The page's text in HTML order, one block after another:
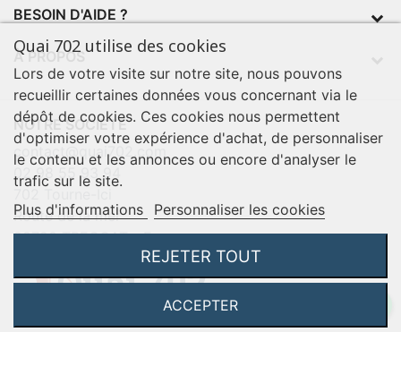
BESOIN D'AIDE ?
À PROPOS
NOTRE SOCIÉTÉ
contact@quai702.com
02 98 55 93 94
Route de la mer
29720 TREOGAT - France
Quai 702 utilise des cookies
Lors de votre visite sur notre site, nous pouvons
recueillir certaines données vous concernant via le
dépôt de cookies. Ces cookies nous permettent
d'optimiser votre expérience d'achat, de personnaliser
le contenu et les annonces ou encore d'analyser le
trafic sur le site.
Plus d'informations
Personnaliser les cookies
REJETER TOUT
ACCEPTER